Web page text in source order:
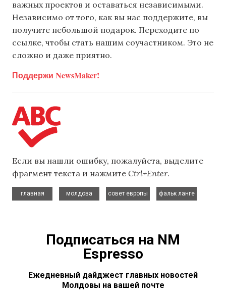
важных проектов и оставаться независимыми.
Независимо от того, как вы нас поддержите, вы
получите небольшой подарок. Переходите по
ссылке, чтобы стать нашим соучастником. Это не
сложно и даже приятно.
Поддержи NewsMaker!
Если вы нашли ошибку, пожалуйста, выделите
фрагмент текста и нажмите Ctrl+Enter.
главная
молдова
совет европы
фальк ланге
Подписаться на NM
Espresso
Ежедневный дайджест главных новостей
Молдовы на вашей почте